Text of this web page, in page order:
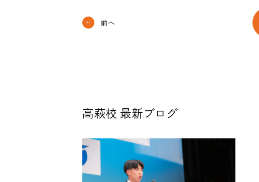
前へ
高萩校 最新ブログ